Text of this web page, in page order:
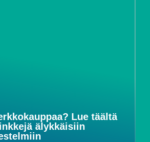
Lue täältä
älykkäisiin